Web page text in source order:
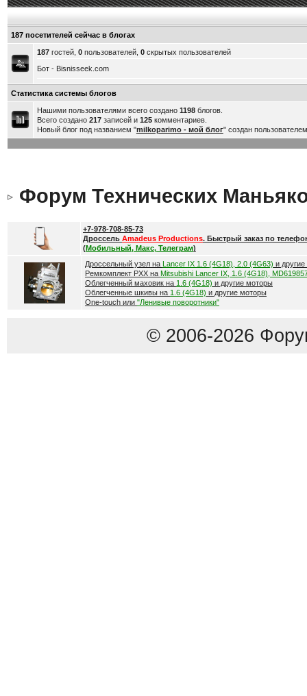
187 посетителей сейчас в блогах
187гостей, 0пользователей, 0скрытых пользователей
Бот - Bisnisseek.com
Статистика системы блогов
Нашими пользователями всего создано 1198блогов.
Всего создано 217записей и 125комментариев.
Новый блог под названием "milkoparimo - мой блог" создан
Форум Технических
+7-978-708-85-73
Дроссель Amadeus Productions. Быстрый заказ по
(Мобильный, Макс, Телеграм)
Дроссельный узел на Lancer IX 1.6 (4G18), 2.0 (4G63) и
Ремкомплект РХХ на Mitsubishi Lancer IX, 1.6 (4G18),
Облегченный маховик на 1.6 (4G18) и другие моторы
Облегченные шкивы на 1.6 (4G18) и другие моторы
One-touch или "Ленивые поворотники"
© 2006-2026